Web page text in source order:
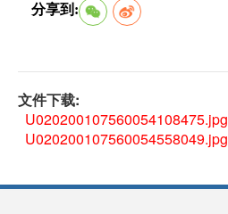
分享到:
文件下载:
U020200107560054108475.jpg
U020200107560054558049.jpg